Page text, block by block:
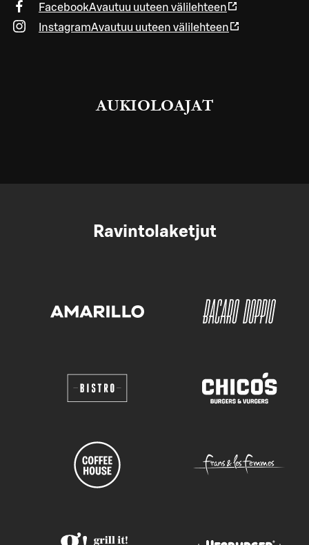
FacebookAvautuu uuteen välilehteen
InstagramAvautuu uuteen välilehteen
AUKIOLOAJAT
Ravintolaketjut